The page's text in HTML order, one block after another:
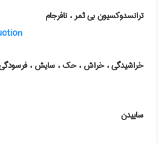
ترانسدوکسیون بی ثمر ، نافرجام
خراشیدگی ، خراش ، حک ، سایش ،
ساییدن